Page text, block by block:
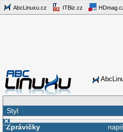
AbcLinuxu.cz ITBiz.cz
Styl
×
Zprávičky